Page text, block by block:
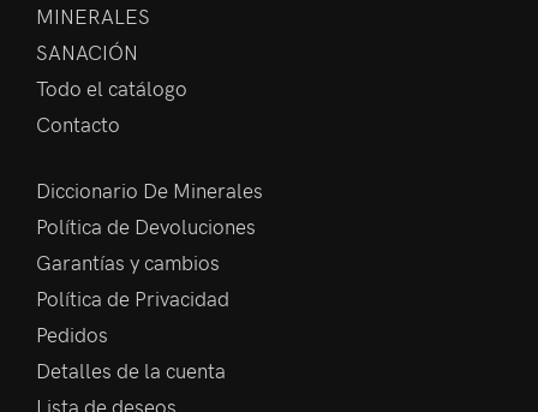
MINERALES
SANACIÓN
Todo el catálogo
Contacto
Diccionario De Minerales
Política de Devoluciones
Garantías y cambios
Política de Privacidad
Pedidos
Detalles de la cuenta
Lista de deseos